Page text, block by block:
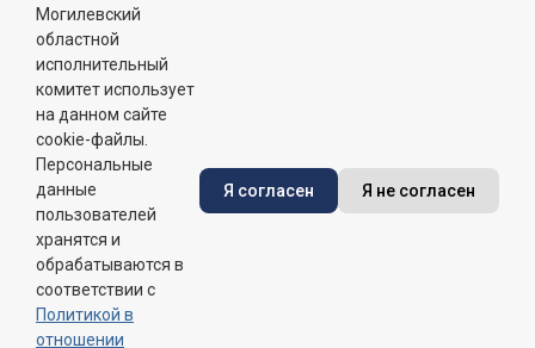
Телефон горячей
линии:
8 (0222) 71-32-55
График работы:
пн-пт: 8.00 - 17.00, сб-вс: выходной,
обеденный перерыв: 13:00 - 14:00
Сайт зарегистрирован в Государственном регистре
информационных ресурсов Республики Беларусь. №
Могилевский
областной
исполнительный
комитет использует
на данном сайте
cookie-файлы.
Персональные
данные
пользователей
хранятся и
обрабатываются в
соответствии с
Политикой в
отношении
Я согласен Я не согласен